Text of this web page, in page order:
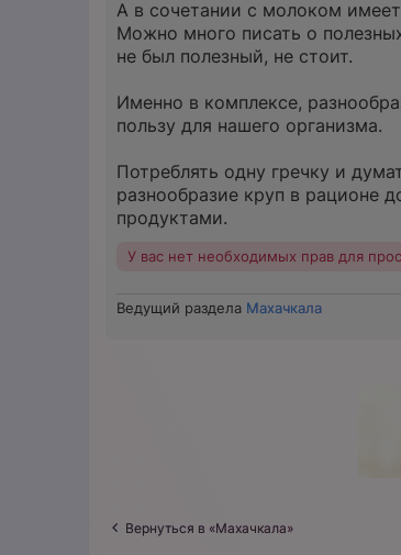
А в сочетании с молоком
Можно много писать о
не был полезный, не стоит.
Именно в комплексе,
пользу для нашего организма.
Потреблять одну гречку и
разнообразие круп в рационе
продуктами.
У вас нет необходимых прав для
Ведущий раздела Махачкала
Вернуться в «Махачкала»